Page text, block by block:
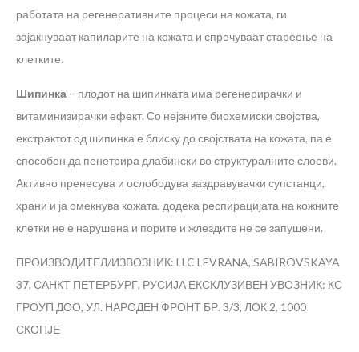
работата на регенеративните процеси на кожата, ги
зајакнуваат капиларите на кожата и спречуваат стареење на
клетките.
Шипинка – плодот на шипинката има регенерирачки и
витаминизирачки ефект. Со нејзните биохемиски својства,
екстрактот од шипинка е блиску до својствата на кожата, па е
способен да пенетрира длабински во структуралните слоеви.
Активно пренесува и ослободува заздравувачки супстанци,
храни и ја омекнува кожата, додека респирацијата на кожните
клетки не е нарушена и порите и жлездите не се запушени.
ПРОИЗВОДИТЕЛ/ИЗВОЗНИК: LLC LEVRANA, SABIROVSKAYA
37, САНКТ ПЕТЕРБУРГ, РУСИЈА ЕКСКЛУЗИВЕН УВОЗНИК: КС
ГРОУП ДОО, УЛ. НАРОДЕН ФРОНТ БР. 3/3, ЛОК.2, 1000
СКОПЈЕ